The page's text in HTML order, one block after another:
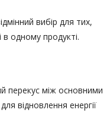
вибір для тих,
в одному продукті.
перекус між основними
відновлення енергії